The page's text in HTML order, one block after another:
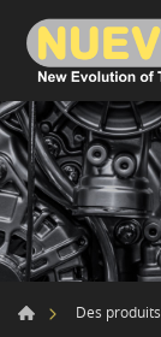
Des produits